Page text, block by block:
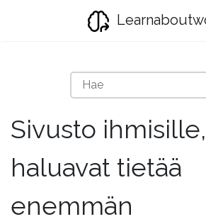
Sivusto
haluavat tietää
enemmän